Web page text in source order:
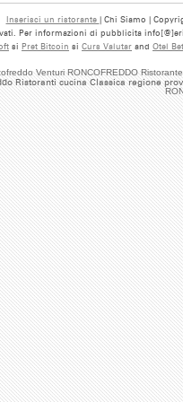
Venturi RONCOFREDDO
Ristoranti cucina Classica regione
Inserisci un ristorante | Chi Siamo |
Per informazioni di pubblicita
si Pret Bitcoin si Curs Valutar and Otel